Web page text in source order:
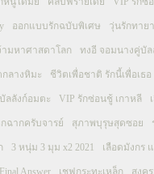
ออกแบบรักฉบับพิเศษ วุ่นรักทาย
ามหาศาสดาโลก ทงอี จอมนางคู่บัล
ลางหิมะ ชีวิตเพื่อชาติ รักนี้เพื่อเธอ
ลลังก์อมตะ VIP รักซ่อนชู้ เกาหลี
ฉากครับจารย์ สุภาพบุรุษสุดซอย
3 หนุ่ม 3 มุม x2 2021 เลือดมังกร
Answer เชฟกระทะเหล็ก สงค